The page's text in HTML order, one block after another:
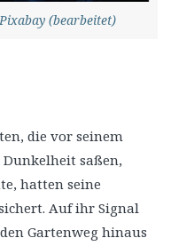
(bearbeitet)
die vor seinem
saßen,
hatten seine
Auf ihr Signal
Gartenweg hinaus